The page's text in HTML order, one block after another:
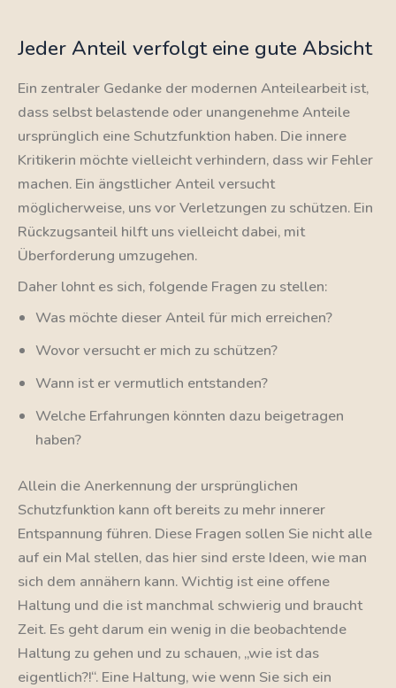
Jeder Anteil verfolgt eine gute Absicht
Ein zentraler Gedanke der modernen Anteilearbeit ist,
dass selbst belastende oder unangenehme Anteile
ursprünglich eine Schutzfunktion haben. Die innere
Kritikerin möchte vielleicht verhindern, dass wir Fehler
machen. Ein ängstlicher Anteil versucht
möglicherweise, uns vor Verletzungen zu schützen. Ein
Rückzugsanteil hilft uns vielleicht dabei, mit
Überforderung umzugehen.
Daher lohnt es sich, folgende Fragen zu stellen:
Was möchte dieser Anteil für mich erreichen?
Wovor versucht er mich zu schützen?
Wann ist er vermutlich entstanden?
Welche Erfahrungen könnten dazu beigetragen
haben?
Allein die Anerkennung der ursprünglichen
Schutzfunktion kann oft bereits zu mehr innerer
Entspannung führen. Diese Fragen sollen Sie nicht alle
auf ein Mal stellen, das hier sind erste Ideen, wie man
sich dem annähern kann. Wichtig ist eine offene
Haltung und die ist manchmal schwierig und braucht
Zeit. Es geht darum ein wenig in die beobachtende
Haltung zu gehen und zu schauen, „wie ist das
eigentlich?!“. Eine Haltung, wie wenn Sie sich ein